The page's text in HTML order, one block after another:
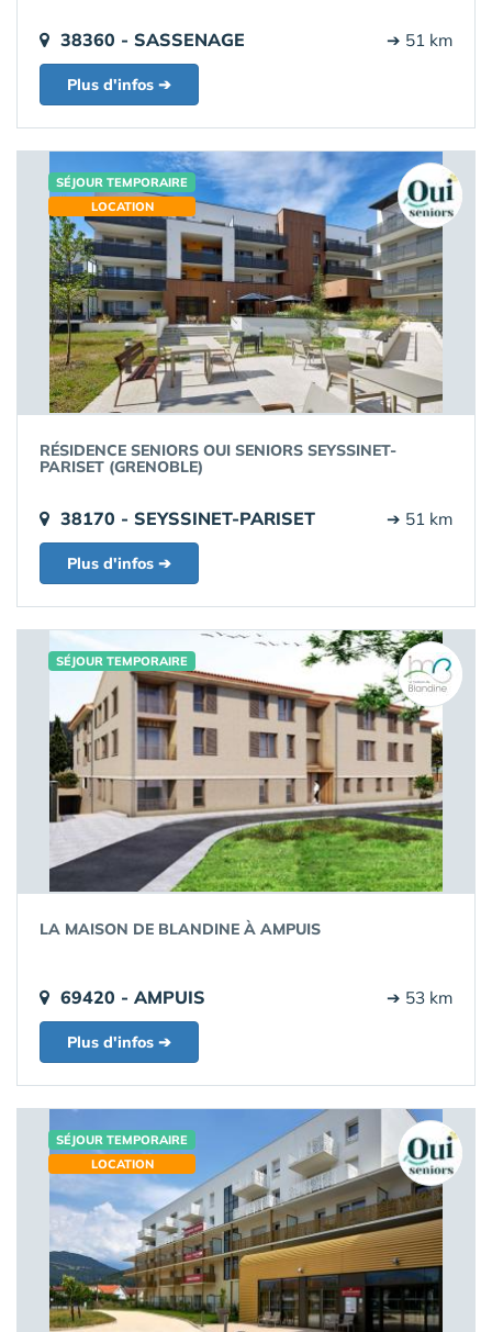
38360 - SASSENAGE ➔ 51 km
Plus d'infos ➔
SÉJOUR TEMPORAIRE
LOCATION
RÉSIDENCE SENIORS OUI SENIORS SEYSSINET-
PARISET (GRENOBLE)
38170 - SEYSSINET-PARISET ➔ 51 km
Plus d'infos ➔
SÉJOUR TEMPORAIRE
LA MAISON DE BLANDINE À AMPUIS
69420 - AMPUIS ➔ 53 km
Plus d'infos ➔
SÉJOUR TEMPORAIRE
LOCATION